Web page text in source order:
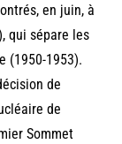
en juin, à
qui sépare les
(1950-1953).
de
de
Sommet